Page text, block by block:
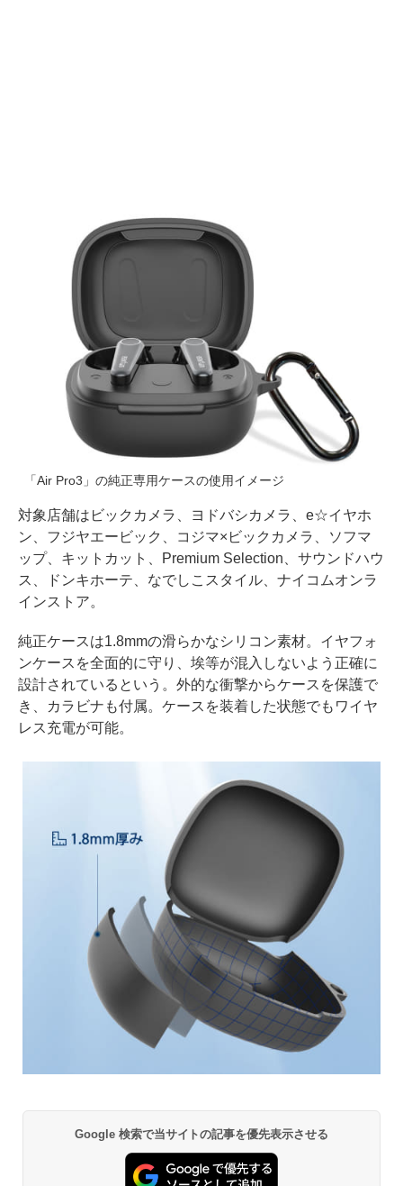
「Air Pro3」の純正専用ケースの使用イメージ
対象店舗はビックカメラ、ヨドバシカメラ、e☆イヤホ
ン、フジヤエービック、コジマ×ビックカメラ、ソフマ
ップ、キットカット、Premium Selection、サウンドハウ
ス、ドンキホーテ、なでしこスタイル、ナイコムオンラ
インストア。
純正ケースは1.8mmの滑らかなシリコン素材。イヤフォ
ンケースを全面的に守り、埃等が混入しないよう正確に
設計されているという。外的な衝撃からケースを保護で
き、カラビナも付属。ケースを装着した状態でもワイヤ
レス充電が可能。
Google 検索で当サイトの記事を優先表示させる